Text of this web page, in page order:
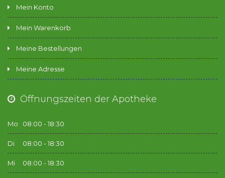
Mein Konto
Mein Warenkorb
Meine Bestellungen
Meine Adresse
Öffnungszeiten der Apotheke
Mo 08:00 - 18:30
Di 08:00 - 18:30
Mi 08:00 - 18:30